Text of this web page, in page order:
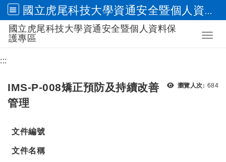
國立虎尾科技大學資通安全暨個人資料保護專區
跳到主要內容
國立虎尾科技大學資通安全暨個人資料保
護專區
:::
瀏覽人次: 瀏覽
684
IMS-P-008矯正預防及持續改善
管理
文件編號
文件名稱